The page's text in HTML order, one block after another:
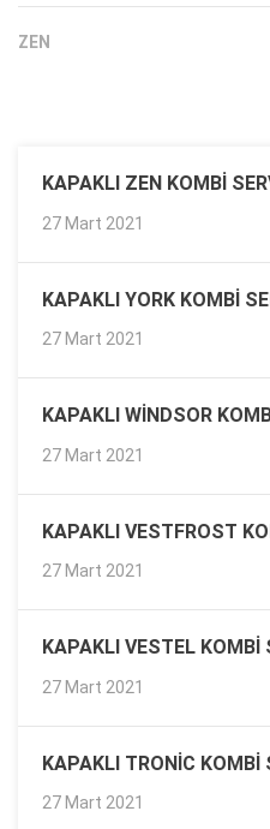
ZEN
KAPAKLI ZEN KOMBI
27 Mart 2021
KAPAKLI YORK KOMBI
27 Mart 2021
KAPAKLI WINDSOR
27 Mart 2021
KAPAKLI VESTFROST
27 Mart 2021
KAPAKLI VESTEL KOMBI
27 Mart 2021
KAPAKLI TRONIC KOMBI
27 Mart 2021